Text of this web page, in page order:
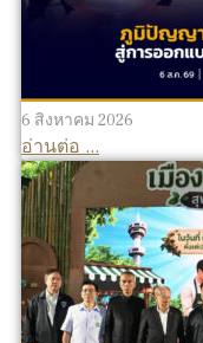
6 สิงหาคม 2026
อ่านต่อ ...